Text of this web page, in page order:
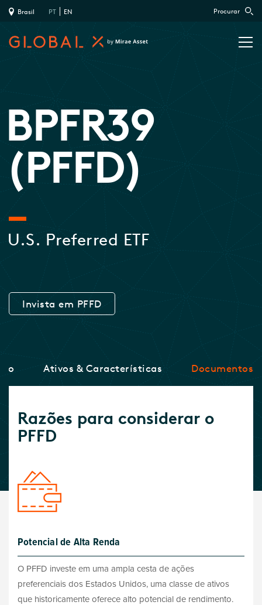
Brasil PT EN Procurar
BPFR39
(PFFD)
U.S. Preferred ETF
Invista em PFFD
Ativos & Características Documentos
Razões para considerar o
PFFD
Potencial de Alta Renda
O PFFD investe em uma ampla cesta de ações
preferenciais dos Estados Unidos, uma classe de ativos
que historicamente oferece alto potencial de rendimento.